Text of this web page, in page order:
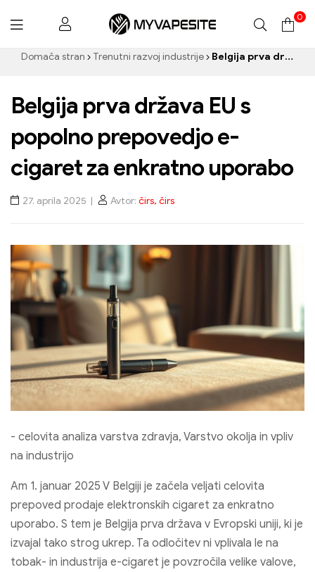
Myvapesite.de
0
Domača stran Trenutni razvoj industrije Belgija prva država EU s popolno prepovedjo e-cigaret za enkratno uporabo
Belgija prva država EU s
popolno prepovedjo e-
cigaret za enkratno uporabo
27. aprila 2025 Avtor: čirs, čirs
- celovita analiza varstva zdravja, Varstvo okolja in vpliv
na industrijo
Am 1. januar 2025 V Belgiji je začela veljati celovita
prepoved prodaje elektronskih cigaret za enkratno
uporabo. S tem je Belgija prva država v Evropski uniji, ki je
izvajal tako strog ukrep. Ta odločitev ni vplivala le na
tobak- in industrija e-cigaret je povzročila velike valove,